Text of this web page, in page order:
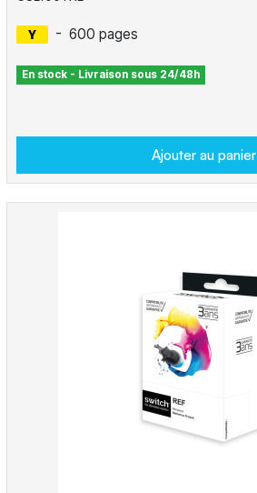
- 600 pages
En stock - Livraison sous 24/48h
Ajouter au panier